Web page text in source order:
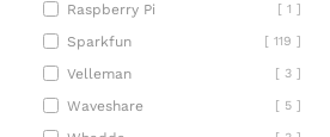
Raspberry Pi [ 1 ]
Sparkfun [ 119 ]
Velleman [ 3 ]
Waveshare [ 5 ]